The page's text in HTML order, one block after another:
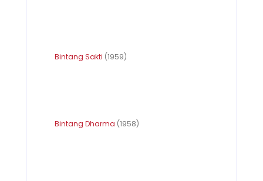
Bintang Sakti (1959)
Bintang Dharma (1958)